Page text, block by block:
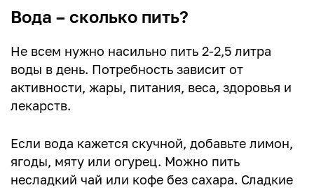
Вода – сколько пить?
Не всем нужно насильно пить 2-2,5 литра
воды в день. Потребность зависит от
активности, жары, питания, веса, здоровья и
лекарств.
Если вода кажется скучной, добавьте лимон,
ягоды, мяту или огурец. Можно пить
несладкий чай или кофе без сахара. Сладкие